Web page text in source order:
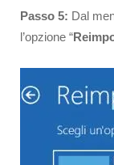
Passo 5: Dal
l’opzione “